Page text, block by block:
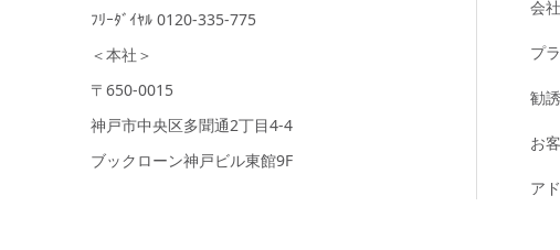
ﾌﾘｰﾀﾞｲﾔﾙ 0120-335-775
＜本社＞
〒650-0015
神戸市中央区多聞通2丁目4-4
ブックローン神戸ビル東館9F
会
プ
勧
お
ア